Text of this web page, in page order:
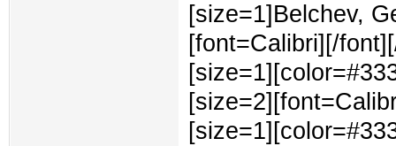
[size=1]Belchev,
[font=Calibri][/